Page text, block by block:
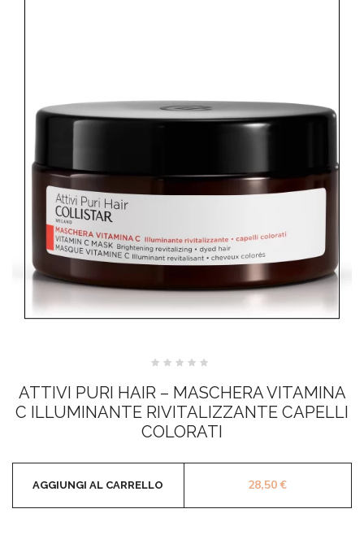
su
5
ATTIVI PURI HAIR – MASCHERA VITAMINA
C ILLUMINANTE RIVITALIZZANTE CAPELLI
COLORATI
28,50€
AGGIUNGI AL CARRELLO